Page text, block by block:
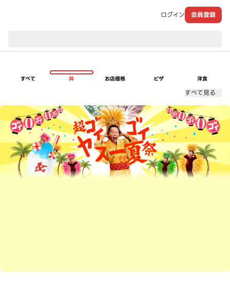
ログイン 会員登録
すべて 丼 お店価格 ピザ 洋食
すべて見る
超ゴイゴイヤスー夏祭